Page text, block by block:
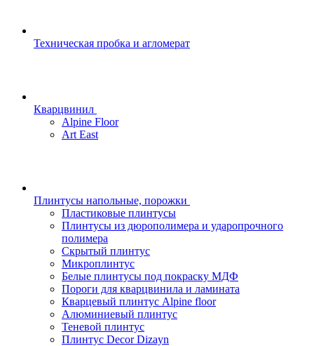
Техническая пробка и агломерат
Кварцвинил
Alpine Floor
Art East
Плинтусы напольные, порожки
Пластиковые плинтусы
Плинтусы из дюрополимера и ударопрочного
полимера
Скрытый плинтус
Микроплинтус
Белые плинтусы под покраску МДФ
Пороги для кварцвинила и ламината
Кварцевый плинтус Alpine floor
Алюминиевый плинтус
Теневой плинтус
Плинтус Decor Dizayn